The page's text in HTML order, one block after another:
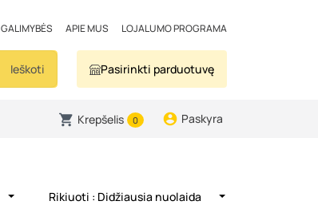
APIE MUS LOJALUMO PROGRAMA
Ieškoti Pasirinkti parduotuvę
Krepšelis 0 Paskyra
Rikiuoti : Didžiausia nuolaida